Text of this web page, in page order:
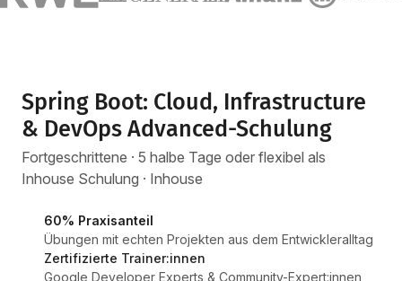
Spring Boot: Cloud, Infrastructure
& DevOps Advanced-Schulung
Fortgeschrittene · 5 halbe Tage oder flexibel als
Inhouse Schulung · Inhouse
60% Praxisanteil
Übungen mit echten Projekten aus dem Entwickleralltag
Zertifizierte Trainer:innen
Google Developer Experts & Community-Expert:innen